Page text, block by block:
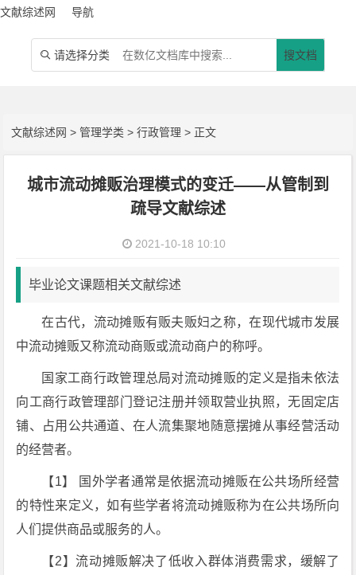
文献综述网 导航
 请选择分类 搜文档
文献综述网 >管理学类 >行政管理 > 正文
城市流动摊贩治理模式的变迁——从管制到
疏导文献综述
2021-10-18 10:10
毕业论文课题相关文献综述
在古代，流动摊贩有贩夫贩妇之称，在现代城市发展
中流动摊贩又称流动商贩或流动商户的称呼。
国家工商行政管理总局对流动摊贩的定义是指未依法
向工商行政管理部门登记注册并领取营业执照，无固定店
铺、占用公共通道、在人流集聚地随意摆摊从事经营活动
的经营者。
【1】 国外学者通常是依据流动摊贩在公共场所经营
的特性来定义，如有些学者将流动摊贩称为在公共场所向
人们提供商品或服务的人。
【2】流动摊贩解决了低收入群体消费需求，缓解了